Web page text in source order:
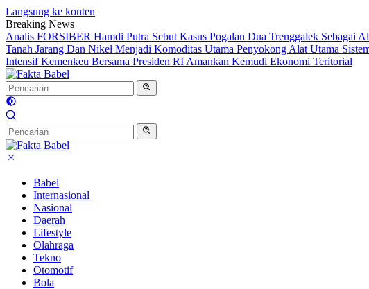
Langsung ke konten
Breaking News
Analis FORSIBER Hamdi Putra Sebut Kasus Pogalan Dua Trenggalek Sebagai
Tanah Jarang Dan Nikel Menjadi Komoditas Utama Penyokong Alat Utama
Intensif Kemenkeu Bersama Presiden RI Amankan Kemudi Ekonomi Teritorial
Babel
Internasional
Nasional
Daerah
Lifestyle
Olahraga
Tekno
Otomotif
Bola